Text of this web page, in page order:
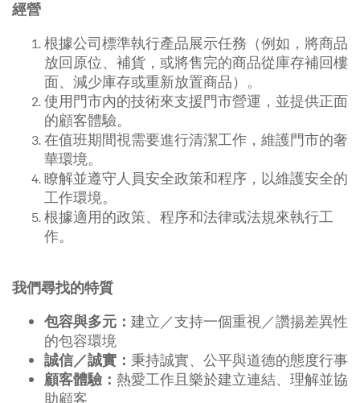
經營
根據公司標準執行產品展示任務（例如，將商品
放回原位、補貨，或將售完的商品從庫存補回樓
面、減少庫存或重新放置商品）。
使用門市內的技術來支援門市營運，並提供正面
的顧客體驗。
在值班期間視需要進行清潔工作，維護門市的奢
華環境。
瞭解並遵守人員安全政策和程序，以維護安全的
工作環境。
根據適用的政策、程序和法律或法規來執行工
作。
我們尋找的特質
包容與多元： 建立／支持一個重視／讚揚差異性
的包容環境
誠信／誠實： 秉持誠實、公平與道德的態度行事
顧客體驗： 熱愛工作且樂於建立連結、理解並協
助顧客